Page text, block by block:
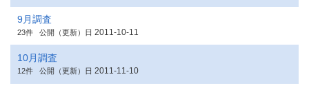
9月調査
23件 公開（更新）日 2011-10-11
10月調査
12件 公開（更新）日 2011-11-10